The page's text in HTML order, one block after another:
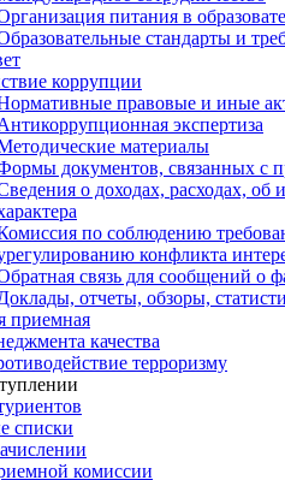
питания в
стандарты и
коррупции
правовые и иные
экспертиза
материалы
документов, связанных с
о доходах, расходах, об
по соблюдению
конфликта
связь для сообщений о
отчеты, обзоры,
приемная
качества
терроризму
списки
комиссии